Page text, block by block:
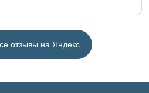
отзывы на Яндекс